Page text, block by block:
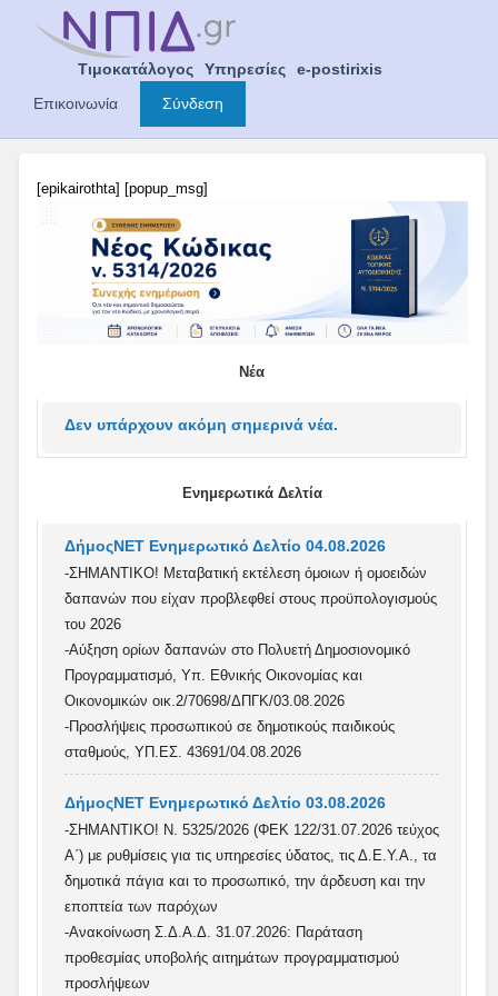
Τιμοκατάλογος Υπηρεσίες
e-postirixis
Επικοινωνία
Σύνδεση
[epikairothta] [popup_msg]
Νέα
Δεν υπάρχουν ακόμη σημερινά νέα.
Ενημερωτικά Δελτία
ΔήμοςΝΕΤ Ενημερωτικό Δελτίο 04.08.2026
-ΣΗΜΑΝΤΙΚΟ! Μεταβατική εκτέλεση όμοιων ή ομοειδών
δαπανών που είχαν προβλεφθεί στους προϋπολογισμούς
του 2026
-Αύξηση ορίων δαπανών στο Πολυετή Δημοσιονομικό
Προγραμματισμό, Υπ. Εθνικής Οικονομίας και
Οικονομικών οικ.2/70698/ΔΠΓΚ/03.08.2026
-Προσλήψεις προσωπικού σε δημοτικούς παιδικούς
σταθμούς, ΥΠ.ΕΣ. 43691/04.08.2026
ΔήμοςΝΕΤ Ενημερωτικό Δελτίο 03.08.2026
-ΣΗΜΑΝΤΙΚΟ! Ν. 5325/2026 (ΦΕΚ 122/31.07.2026 τεύχος
Α΄) με ρυθμίσεις για τις υπηρεσίες ύδατος, τις Δ.Ε.Υ.Α., τα
δημοτικά πάγια και το προσωπικό, την άρδευση και την
εποπτεία των παρόχων
-Ανακοίνωση Σ.Δ.Α.Δ. 31.07.2026: Παράταση
προθεσμίας υποβολής αιτημάτων προγραμματισμού
προσλήψεων